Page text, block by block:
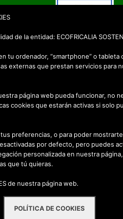
de la entidad: ECOFRICALIA
tu ordenador, “smartphone” o tableta
externas que prestan servicios para
página web pueda funcionar, no
cookies que estarán activas si solo
preferencias, o para poder
por defecto, pero puedes
personalizada en nuestra
que tú quieras.
de nuestra página web.
POLÍTICA DE COOKIES